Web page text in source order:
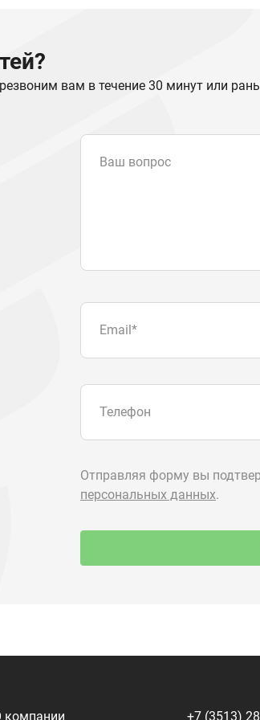
вам в течение 30 минут или
Ваш вопрос
Доставка и оплата
+7 (3513)
г. Миасс, п.
ул.
конфиденциальности